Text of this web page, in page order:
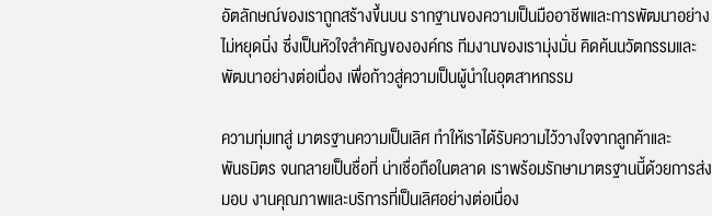
อัตลักษณ์ของเราถูกสร้างขึ้นบน รากฐานของความเป็นมืออาชีพและการพัฒนาอย่าง
ไม่หยุดนิ่ง ซึ่งเป็นหัวใจสำคัญขององค์กร ทีมงานของเรามุ่งมั่น คิดค้นนวัตกรรมและ
พัฒนาอย่างต่อเนื่อง เพื่อก้าวสู่ความเป็นผู้นำในอุตสาหกรรม
ความทุ่มเทสู่ มาตรฐานความเป็นเลิศ ทำให้เราได้รับความไว้วางใจจากลูกค้าและ
พันธมิตร จนกลายเป็นชื่อที่ น่าเชื่อถือในตลาด เราพร้อมรักษามาตรฐานนี้ด้วยการส่ง
มอบ งานคุณภาพและบริการที่เป็นเลิศอย่างต่อเนื่อง